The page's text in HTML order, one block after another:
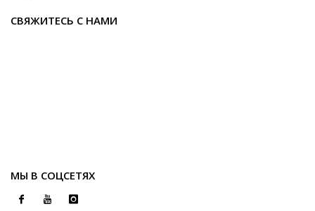
СВЯЖИТЕСЬ С НАМИ
МЫ В СОЦСЕТЯХ